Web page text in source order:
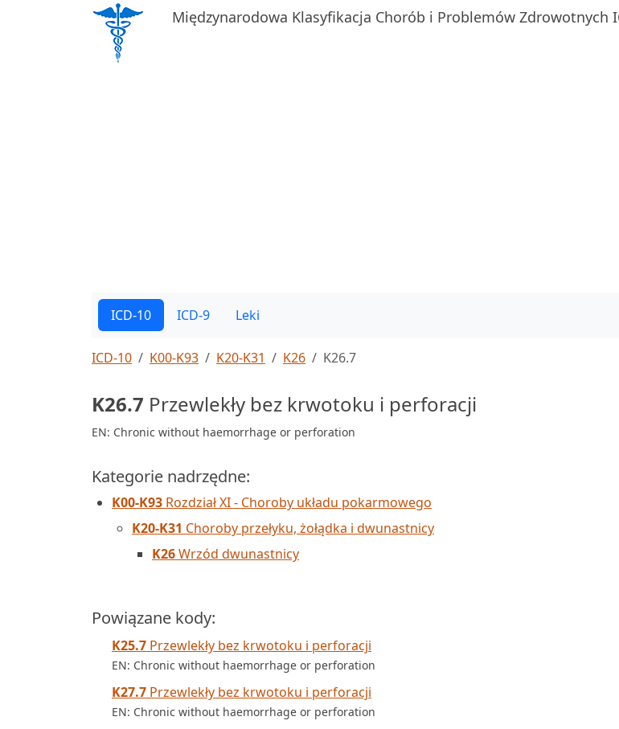
Międzynarodowa Klasyfikacja Chorób i Problemów Zdrowotnych
ICD-10 ICD-9 Leki
ICD-10 K00-K93 K20-K31 K26 K26.7
K26.7 Przewlekły bez krwotoku i perforacji
EN: Chronic without haemorrhage or perforation
Kategorie nadrzędne:
K00-K93 Rozdział XI - Choroby układu pokarmowego
K20-K31 Choroby przełyku, żołądka i dwunastnicy
K26Wrzód dwunastnicy
Powiązane kody:
K25.7 Przewlekły bez krwotoku i perforacji
EN: Chronic without haemorrhage or perforation
K27.7 Przewlekły bez krwotoku i perforacji
EN: Chronic without haemorrhage or perforation